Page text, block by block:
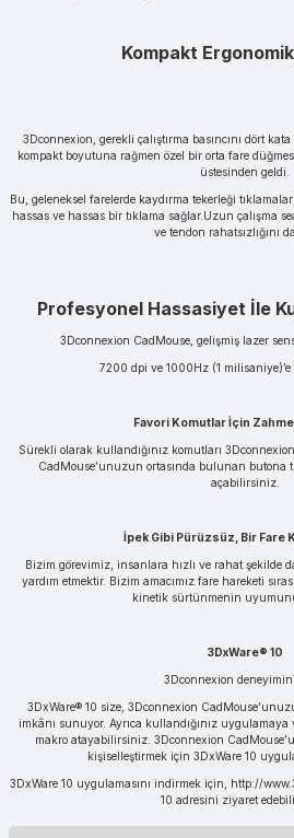
Kompakt
3Dconnexion, gerekli çalıştırma basıncını dört
kompakt boyutuna rağmen özel bir orta fare
üstesinden geldi.
Bu, geleneksel farelerde kaydırma tekerleği
hassas ve hassas bir tıklama sağlar.Uzun çalışma
ve tendon rahatsızlığını
Profesyonel Hassasiyet İle
3Dconnexion CadMouse, gelişmiş lazer
7200 dpi ve 1000Hz (1 milisaniye)’e
Favori Komutlar İçin
Sürekli olarak kullandığınız komutları
CadMouse’unuzun ortasında bulunan butona
açabilirsiniz.
İpek Gibi Pürüzsüz, Bir Fare
Bizim görevimiz, insanlara hızlı ve rahat şekilde
yardım etmektir. Bizim amacımız fare hareketi
kinetik sürtünmenin
3DxWare® 10
3Dconnexion deneyimini
3DxWare® 10 size, 3Dconnexion
imkânı sunuyor. Ayrıca kullandığınız uygulamaya
makro atayabilirsiniz. 3Dconnexion
kişiselleştirmek için 3DxWare 10
3DxWare 10 uygulamasını indirmek için, http://
10 adresini ziyaret